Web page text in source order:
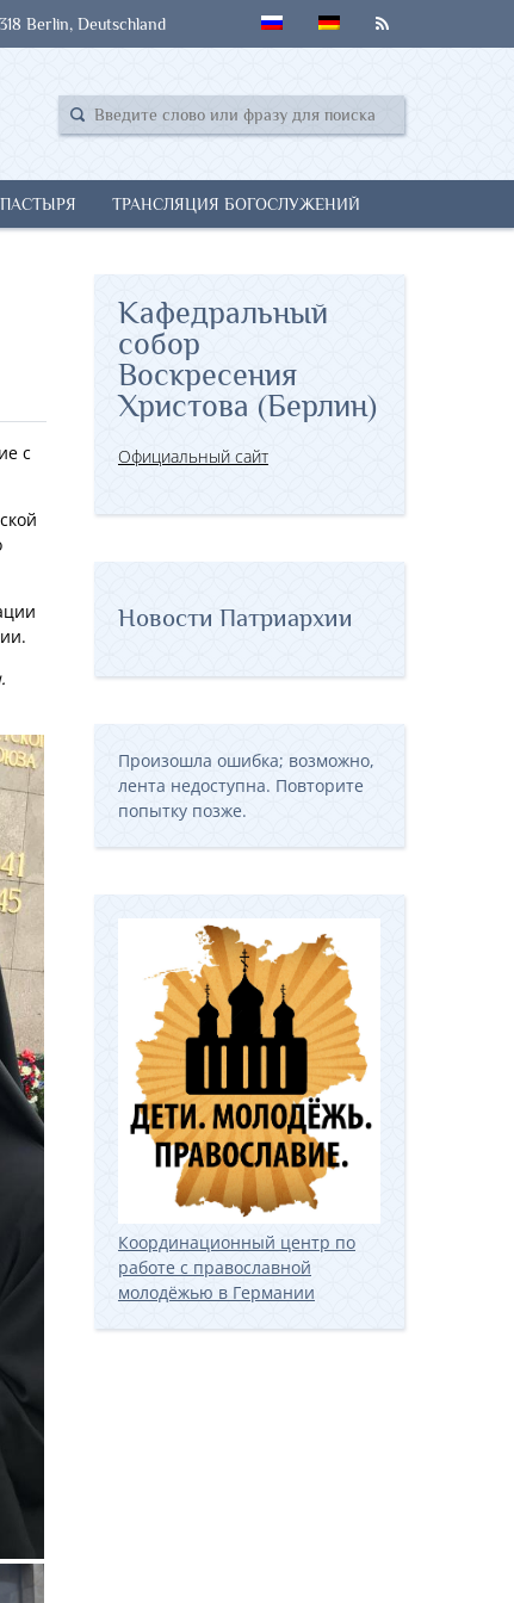
Berlin, Deutschland
ТРАНСЛЯЦИЯ БОГОСЛУЖЕНИЙ
с
Кафедральный
собор
Воскресения
Христова (Берлин)
Официальный сайт
Новости Патриархии
Произошла ошибка; возможно,
лента недоступна. Повторите
попытку позже.
Координационный центр по
работе с православной
молодёжью в Германии